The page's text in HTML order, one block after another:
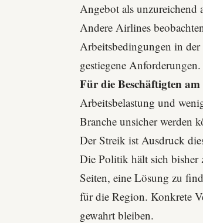
Angebot als unzureichend
Andere Airlines
Arbeitsbedingungen in
gestiegene
Für die Beschäftigten
Arbeitsbelastung und
Branche unsicher werden
Der Streik ist Ausdruck
Die Politik hält sich bisher
Seiten, eine Lösung zu
für die Region. Konkrete
gewahrt bleiben.